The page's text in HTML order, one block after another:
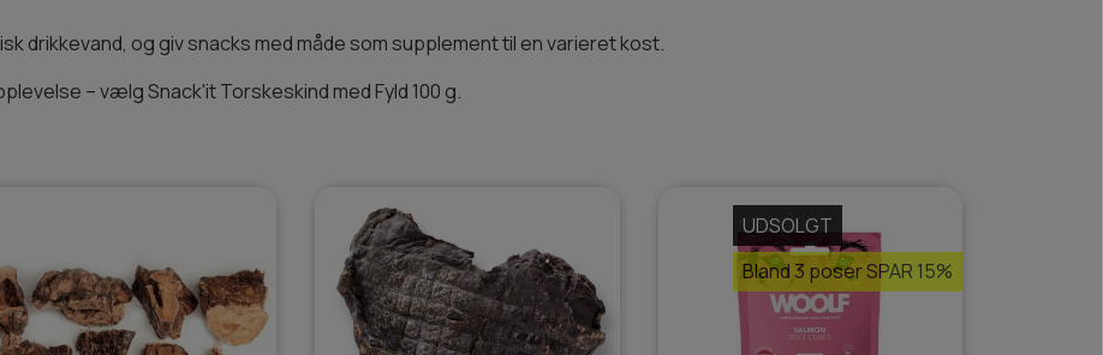
drikkevand, og giv snacks med måde som supplement til en varieret kost.
– vælg Snack'it Torskeskind med Fyld 100 g.
UDSOLGT
Bland 3 poser SPAR 15%